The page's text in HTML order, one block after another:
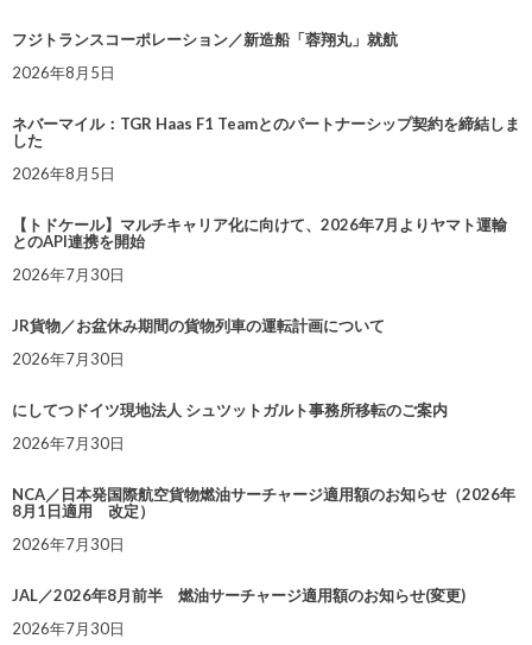
フジトランスコーポレーション／新造船「蓉翔丸」就航
2026年8月5日
ネバーマイル：TGR Haas F1 Teamとのパートナーシップ契約を締結しま
した
2026年8月5日
【トドケール】マルチキャリア化に向けて、2026年7月よりヤマト運輸
とのAPI連携を開始
2026年7月30日
JR貨物／お盆休み期間の貨物列車の運転計画について
2026年7月30日
にしてつドイツ現地法人 シュツットガルト事務所移転のご案内
2026年7月30日
NCA／日本発国際航空貨物燃油サーチャージ適用額のお知らせ（2026年
8月1日適用 改定）
2026年7月30日
JAL／2026年8月前半 燃油サーチャージ適用額のお知らせ(変更)
2026年7月30日